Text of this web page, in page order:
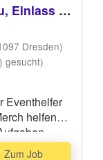
Verkäufer/in (m/w/d) @ Aufbau, Einlass und Abbau Helfer für ein Dreamlight Event
Dresden)
gesucht)
Eventhelfer
helfen
mit
Zum Job